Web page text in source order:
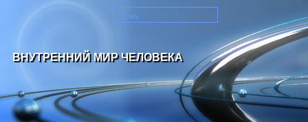
ВНУТРЕННИЙ МИР ЧЕЛОВЕКА